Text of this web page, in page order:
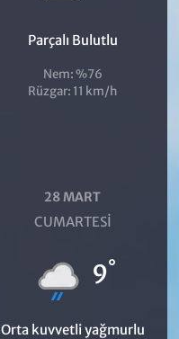
Parçalı Bulutlu
Nem: %76
Rüzgar: 11 km/h
28 MART
CUMARTESI
9°
Orta kuvvetli yağmurlu